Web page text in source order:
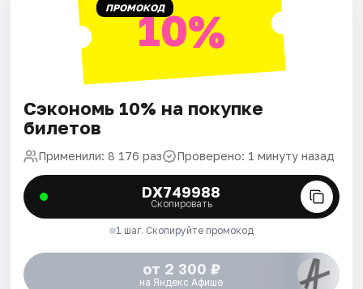
ПРОМОКОД10%
Сэкономь 10% на покупке
билетов
Применили: 8 176 раз Проверено: 1 минуту назад
DX749988
Скопировать
1 шаг. Скопируйте промокод
от 2 300 ₽
на Яндекс Афише